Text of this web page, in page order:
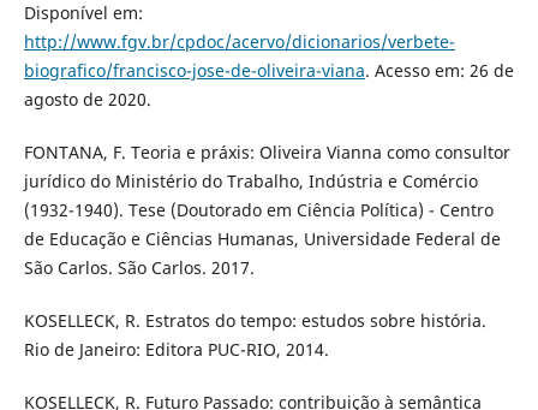
Disponível em:
http://www.fgv.br/cpdoc/acervo/dicionarios/verbete-
biografico/francisco-jose-de-oliveira-viana. Acesso em: 26 de
agosto de 2020.
FONTANA, F. Teoria e práxis: Oliveira Vianna como consultor
jurídico do Ministério do Trabalho, Indústria e Comércio
(1932-1940). Tese (Doutorado em Ciência Política) - Centro
de Educação e Ciências Humanas, Universidade Federal de
São Carlos. São Carlos. 2017.
KOSELLECK, R. Estratos do tempo: estudos sobre história.
Rio de Janeiro: Editora PUC-RIO, 2014.
KOSELLECK, R. Futuro Passado: contribuição à semântica